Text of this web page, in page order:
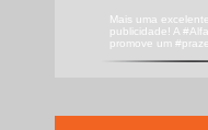
Mais uma
publicidade! A
promove um